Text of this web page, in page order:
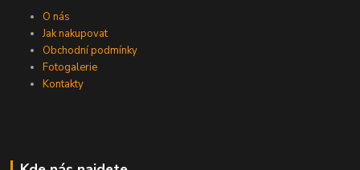
O nás
Jak nakupovat
Obchodní podmínky
Fotogalerie
Kontakty